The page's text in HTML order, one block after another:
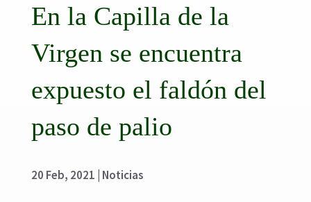
En la Capilla de la
Virgen se encuentra
expuesto el faldón del
paso de palio
20 Feb, 2021 Noticias